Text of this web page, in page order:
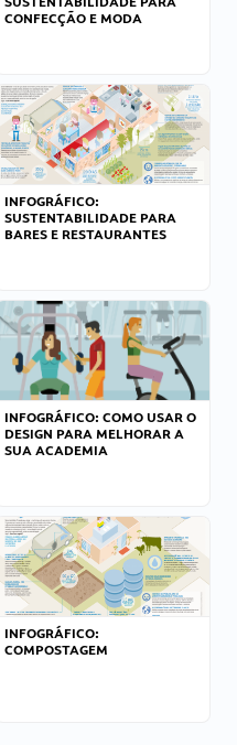
CONFECÇÃO E MODA
INFOGRÁFICO:
SUSTENTABILIDADE PARA
BARES E RESTAURANTES
INFOGRÁFICO: COMO USAR O
DESIGN PARA MELHORAR A
SUA ACADEMIA
INFOGRÁFICO:
COMPOSTAGEM